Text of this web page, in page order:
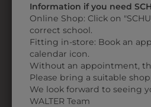
308273601
DAMENKASACK
Information if you need
Online Shop: Click on
correct school.
Fitting in-store: Book an
calendar icon.
Without an appointment,
Please bring a suitable
We look forward to seeing
WALTER Team